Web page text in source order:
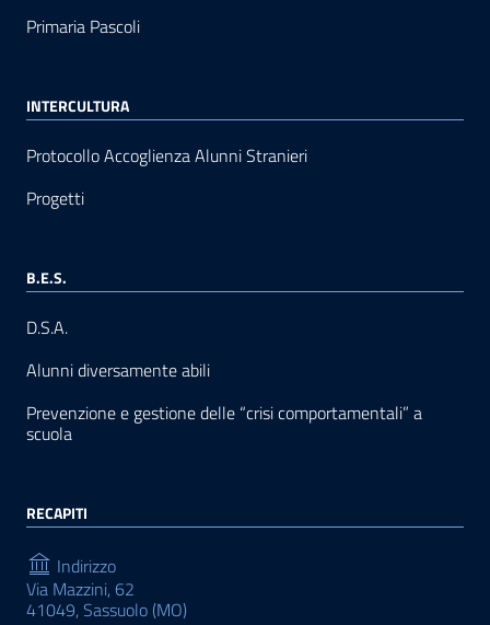
Primaria Pascoli
INTERCULTURA
Protocollo Accoglienza Alunni Stranieri
Progetti
B.E.S.
D.S.A.
Alunni diversamente abili
Prevenzione e gestione delle “crisi comportamentali” a
scuola
RECAPITI
Indirizzo
Via Mazzini, 62
41049, Sassuolo (MO)